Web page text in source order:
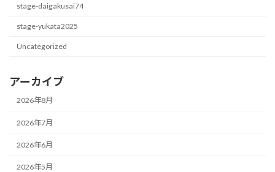
stage-daigakusai74
stage-yukata2025
Uncategorized
アーカイブ
2026年8月
2026年7月
2026年6月
2026年5月